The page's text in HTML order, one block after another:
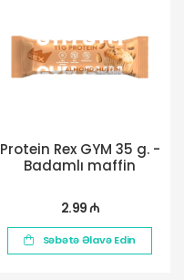
Protein Rex GYM 35 g. -
Badamlı maffin
2.99 ₼
Səbətə Əlavə Edin